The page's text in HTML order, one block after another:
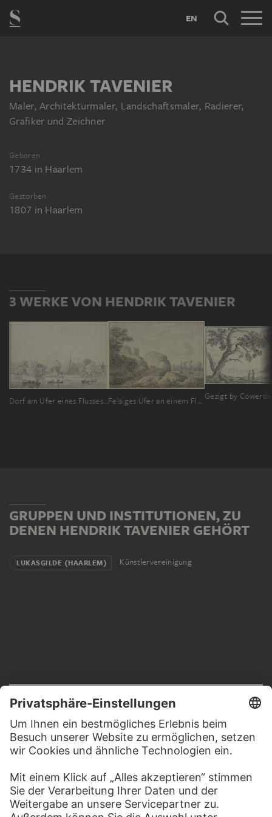
EN
HENDRIK TAVENIER
Maler, Architekturmaler, Landschaftsmaler, Radierer,
Grafiker und Zeichner
Geboren
1734 in Haarlem
Gestorben
1807 in Haarlem
3 WERKE VON HENDRIK TAVENIER
Dorf am Ufer eines Flusses, Schiffe liegen am Ufer und vier Boote fahren auf dem Fluss Felsiges Ufer an einem Fluß, links oben eine Kapelle Gezigt by
GRUPPEN UND INSTITUTIONEN, ZU
DENEN HENDRIK TAVENIER GEHÖRT
LUKASGILDE (HAARLEM) Künstlervereinigung
Impressum
Datenschutz
Copyright © 2026 Städel Museum
All rights reserved.
DIGITALE SAMMLUNG
Startseite
Werke